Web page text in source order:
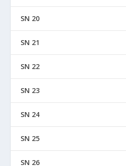
SN 20
SN 21
SN 22
SN 23
SN 24
SN 25
SN 26